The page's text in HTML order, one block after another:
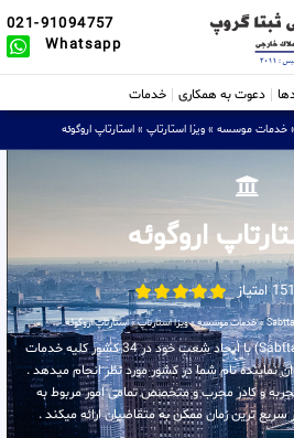
021-91094757
Whatsapp
دعوت به همکاری خدمات
» خدمات موسسه » ویزا استارتاپ » استارتاپ اروگوئه
اروگوئه
»خدمات موسسه»ویزا استارتاپ»استارتاپ اروگوئه
موسسه بین المللی ثبتا (Sabtta Group) با ایجاد شعب خود در 34 کشور کلیه خدمات
نماینده تام شما در کشور مورد نظر انجام میدهد .
و کادر مجرب و متخصص تمامی امور مربوط به
سریع ترین زمان ممکن به متقاضیان ارائه میکند .